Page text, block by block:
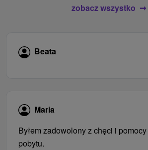
zobacz wszystko
Beata
Maria
Byłem zadowolony z chęci i
pobytu.